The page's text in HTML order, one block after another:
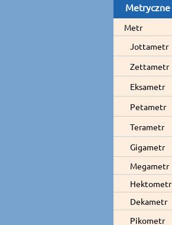
Metryczne
Metr
Jottametr
Zettametr
Eksametr
Petametr
Terametr
Gigametr
Megametr
Hektometr
Dekametr
Pikometr